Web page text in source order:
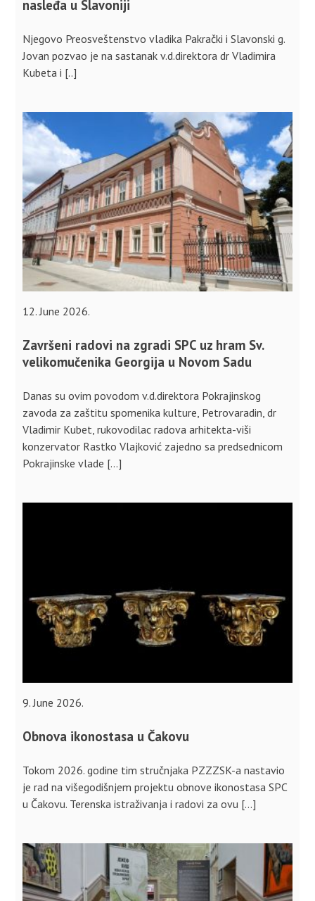
nasleđa u Slavoniji
Njegovo Preosveštenstvo vladika Pakrački i Slavonski g.
Jovan pozvao je na sastanak v.d.direktora dr Vladimira
Kubeta i [..]
12. June 2026.
Završeni radovi na zgradi SPC uz hram Sv.
velikomučenika Georgija u Novom Sadu
Danas su ovim povodom v.d.direktora Pokrajinskog
zavoda za zaštitu spomenika kulture, Petrovaradin, dr
Vladimir Kubet, rukovodilac radova arhitekta-viši
konzervator Rastko Vlajković zajedno sa predsednicom
Pokrajinske vlade […]
9. June 2026.
Obnova ikonostasa u Čakovu
Tokom 2026. godine tim stručnjaka PZZZSK-a nastavio
je rad na višegodišnjem projektu obnove ikonostasa SPC
u Čakovu. Terenska istraživanja i radovi za ovu […]